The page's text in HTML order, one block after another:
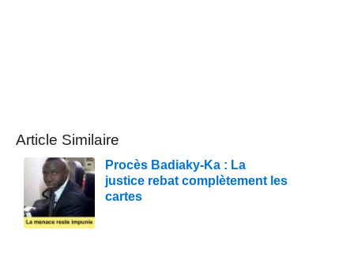
Article Similaire
Procès Badiaky-Ka : La
justice rebat complètement les
cartes